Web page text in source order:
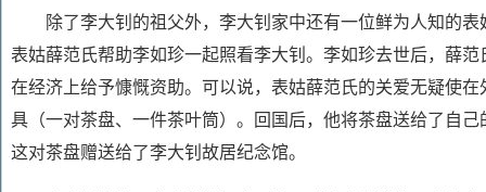
除了李大钊的祖父外，李大钊家中还有一位鲜为人知的表
表姑薛范氏帮助李如珍一起照看李大钊。李如珍去世后，薛
在经济上给予慷慨资助。可以说，表姑薛范氏的关爱无疑使
具（一对茶盘、一件茶叶筒）。回国后，他将茶盘送给了自己
这对茶盘赠送给了李大钊故居纪念馆。